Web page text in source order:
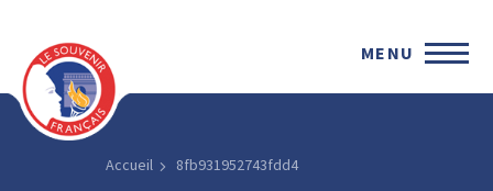
MENU
Accueil 8fb931952743fdd4